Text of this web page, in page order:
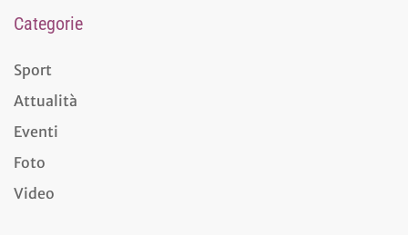
Categorie
Sport
Attualità
Eventi
Foto
Video